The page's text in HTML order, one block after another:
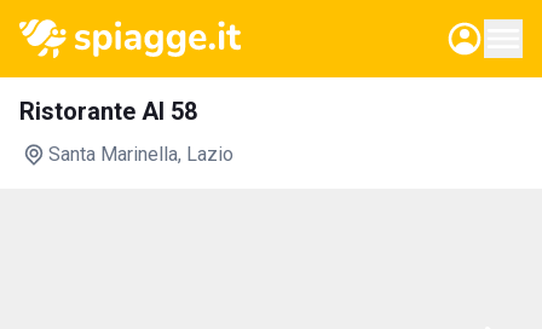
Ristorante Al 58
Santa Marinella, Lazio